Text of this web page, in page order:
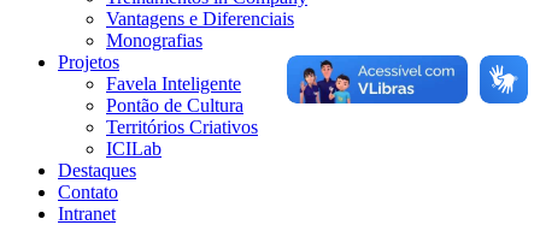
Vantagens e Diferenciais
Monografias
Projetos
Favela Inteligente
Pontão de Cultura
Territórios Criativos
ICILab
Destaques
Contato
Intranet